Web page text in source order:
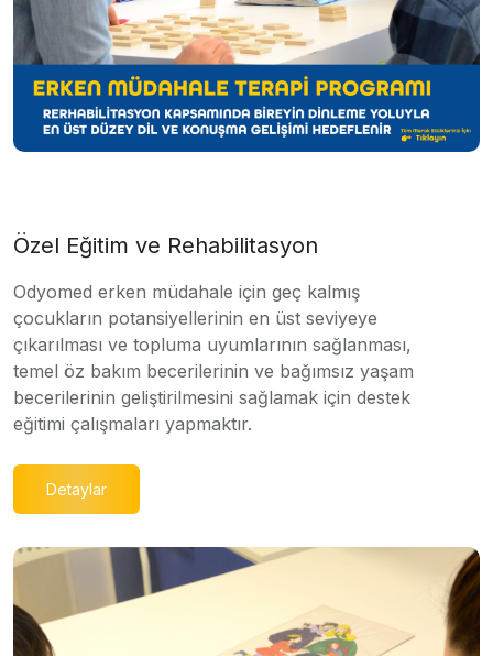
Özel Eğitim ve Rehabilitasyon
Odyomed erken müdahale için geç kalmış
çocukların potansiyellerinin en üst seviyeye
çıkarılması ve topluma uyumlarının sağlanması,
temel öz bakım becerilerinin ve bağımsız yaşam
becerilerinin geliştirilmesini sağlamak için destek
eğitimi çalışmaları yapmaktır.
Detaylar